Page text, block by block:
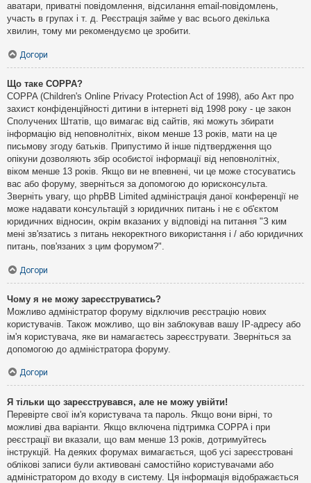
аватари, приватні повідомлення, відсилання email-повідомлень,
участь в групах і т. д. Реєстрація займе у вас всього декілька
хвилин, тому ми рекомендуємо це зробити.
Догори
Що таке COPPA?
COPPA (Children's Online Privacy Protection Act of 1998), або Акт про
захист конфіденційності дитини в інтернеті від 1998 року - це закон
Сполучених Штатів, що вимагає від сайтів, які можуть збирати
інформацію від неповнолітніх, віком менше 13 років, мати на це
письмову згоду батьків. Припустимо й інше підтвердження що
опікуни дозволяють збір особистої інформації від неповнолітніх,
віком менше 13 років. Якщо ви не впевнені, чи це може стосуватись
вас або форуму, зверніться за допомогою до юрисконсульта.
Зверніть увагу, що phpBB Limited адміністрація даної конференції не
може надавати консультацій з юридичних питань і не є об'єктом
юридичних відносин, окрім вказаних у відповіді на питання "З ким
мені зв'язатись з питань некоректного використання і / або юридичних
питань, пов'язаних з цим форумом?".
Догори
Чому я не можу зареєструватись?
Можливо адміністратор форуму відключив реєстрацію нових
користувачів. Також можливо, що він заблокував вашу IP-адресу або
ім'я користувача, яке ви намагаєтесь зареєструвати. Зверніться за
допомогою до адміністратора форуму.
Догори
Я тільки що зареєструвався, але не можу увійти!
Перевірте свої ім'я користувача та пароль. Якщо вони вірні, то
можливі два варіанти. Якщо включена підтримка COPPA і при
реєстрації ви вказали, що вам менше 13 років, дотримуйтесь
інструкцій. На деяких форумах вимагається, щоб усі зареєстровані
облікові записи були активовані самостійно користувачами або
адміністратором до входу в систему. Ця інформація відображається